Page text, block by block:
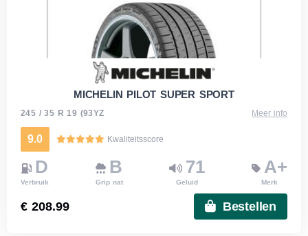
MICHELIN PILOT SUPER SPORT
245 / 35 R 19 (93YZ Meer info
9.0 Kwaliteitsscore
D
Verbruik
B
Grip nat
71
Geluid
A+
Merk
€ 208.99 Bestellen